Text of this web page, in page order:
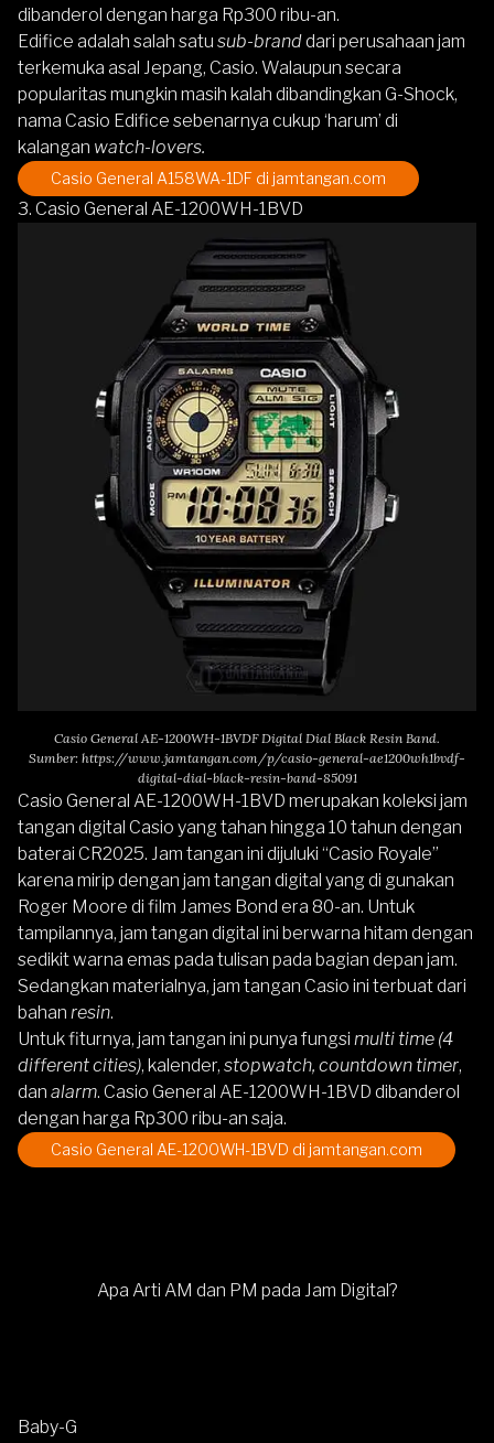
dibanderol dengan harga Rp300 ribu-an.
Edifice adalah salah satu sub-branddari perusahaan jam
terkemuka asal Jepang, Casio. Walaupun secara
popularitas mungkin masih kalah dibandingkan G-Shock,
nama Casio Edifice sebenarnya cukup ‘harum’ di
kalangan watch-lovers.
Casio General A158WA-1DF di jamtangan.com
3. Casio General AE-1200WH-1BVD
Casio General AE-1200WH-1BVDF Digital Dial Black Resin Band.
Sumber: https://www.jamtangan.com/p/casio-general-ae1200wh1bvdf-
digital-dial-black-resin-band-85091
Casio General AE-1200WH-1BVD merupakan koleksi jam
tangan digital Casio yang tahan hingga 10 tahun dengan
baterai CR2025. Jam tangan ini dijuluki “Casio Royale”
karena mirip dengan jam tangan digital yang di gunakan
Roger Moore di film James Bond era 80-an. Untuk
tampilannya, jam tangan digital ini berwarna hitam dengan
sedikit warna emas pada tulisan pada bagian depan jam.
Sedangkan materialnya, jam tangan Casio ini terbuat dari
bahan resin.
Untuk fiturnya, jam tangan ini punya fungsi multi time (4
different cities), kalender, stopwatch, countdown timer,
dan alarm. Casio General AE-1200WH-1BVD dibanderol
dengan harga Rp300 ribu-an saja.
Casio General AE-1200WH-1BVD di jamtangan.com
Apa Arti AM dan PM pada Jam Digital?
Baby-G